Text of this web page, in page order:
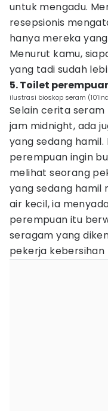
untuk mengadu.
resepsionis
hanya mereka
Menurut kamu,
yang tadi sudah
5. Toilet
ilustrasi bioskop seram
Selain cerita
jam midnight, ada
yang sedang
perempuan ingin
melihat seorang
yang sedang hamil
air kecil, ia
perempuan itu
seragam yang
pekerja kebersihan